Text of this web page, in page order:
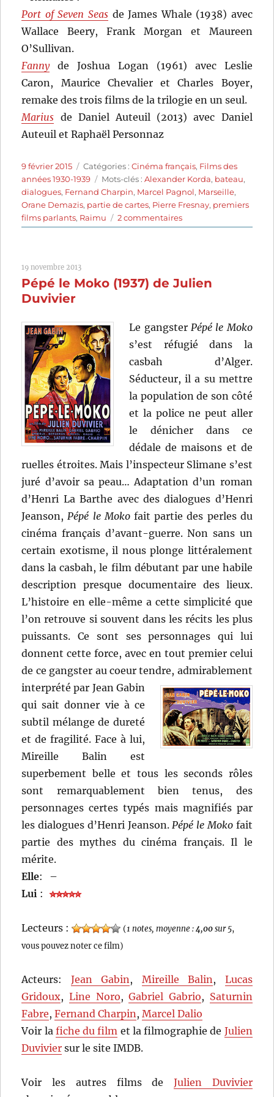
Port of Seven Seasde James Whale (1938) avec
Wallace Beery, Frank Morgan et Maureen
O’Sullivan.
Fannyde Joshua Logan (1961) avec Leslie
Caron, Maurice Chevalier et Charles Boyer,
remake des trois films de la trilogie en un seul.
Marius de Daniel Auteuil (2013) avec Daniel
Auteuil et Raphaël Personnaz
Publié
le
9 février 2015 Catégories
Catégories :Cinéma français, Films des
années 1930-1939
Étiquettes
Mots-clés :Alexander Korda, bateau,
dialogues, Fernand Charpin, Marcel Pagnol, Marseille,
Orane Demazis, partie de cartes, Pierre Fresnay, premiers
films parlants, Raimu 2 commentairessur
Marius
Korda
19 novembre 2013
Pépé le Moko (1937) de Julien
Duvivier
Le gangster Pépé le Moko
s’est réfugié dans la
casbah d’Alger.
Séducteur, il a su mettre
la population de son côté
et la police ne peut aller
le dénicher dans ce
dédale de maisons et de
ruelles étroites. Mais l’inspecteur Slimane s’est
juré d’avoir sa peau… Adaptation d’un roman
d’Henri La Barthe avec des dialogues d’Henri
Jeanson, Pépé le Mokofait partie des perles du
cinéma français d’avant-guerre. Non sans un
certain exotisme, il nous plonge littéralement
dans la casbah, le film débutant par une habile
description presque documentaire des lieux.
L’histoire en elle-même a cette simplicité que
l’on retrouve si souvent dans les récits les plus
puissants. Ce sont ses personnages qui lui
donnent cette force, avec en tout premier celui
de ce gangster au coeur tendre, admirablement
interprété par Jean Gabin
qui sait donner vie à ce
subtil mélange de dureté
et de fragilité. Face à lui,
Mireille Balin est
superbement belle et tous les seconds rôles
sont remarquablement bien tenus, des
personnages certes typés mais magnifiés par
les dialogues d’Henri Jeanson. Pépé le Mokofait
partie des mythes du cinéma français. Il le
mérite.
Elle:
–
Lui :
Lecteurs : (1 notes, moyenne :4,00sur 5,
vous pouvez noter ce film)
Acteurs: Jean Gabin , Mireille Balin , Lucas
Gridoux, Line Noro,Gabriel Gabrio, Saturnin
Fabre,Fernand Charpin ,Marcel Dalio
Voir la fiche du film et la filmographie de Julien
Duvivier sur le site IMDB.
Voir les autres films de Julien Duvivier